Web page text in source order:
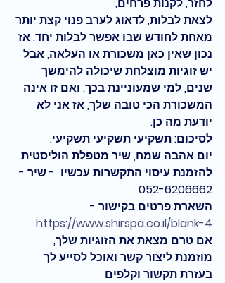
לצאת לבלות, לדאוג לערב פנוי קצת יותר
מאחת לחודש שבו אפשר לבלות יחד. אז
נכון שאין כאן משכורת או העלאה, אבל
יש זוגיות מוצלחת שיכולה להימשך
שנים, למי שמעוניינת בכך. ואם זו אינה
המשכורת הכי טובה שלך, אז אני לא
יודעת מה כן.
לסיכום: תשקיעי תשקיעי תשקיעי.
יום אהבה שמח, שיר מטפלת הוליסטית.
להזמנת עיסוי התקשרות עכשיו  - שיר -
052-6206662
השארת פרטים בקישור -
https://www.shirspa.co.il/blank-4
אם טרם מצאת את הזוגיות שלך,
מוזמנת ליצור קשר ואוכל לסייע לך
בעזרת תקשור וקלפים